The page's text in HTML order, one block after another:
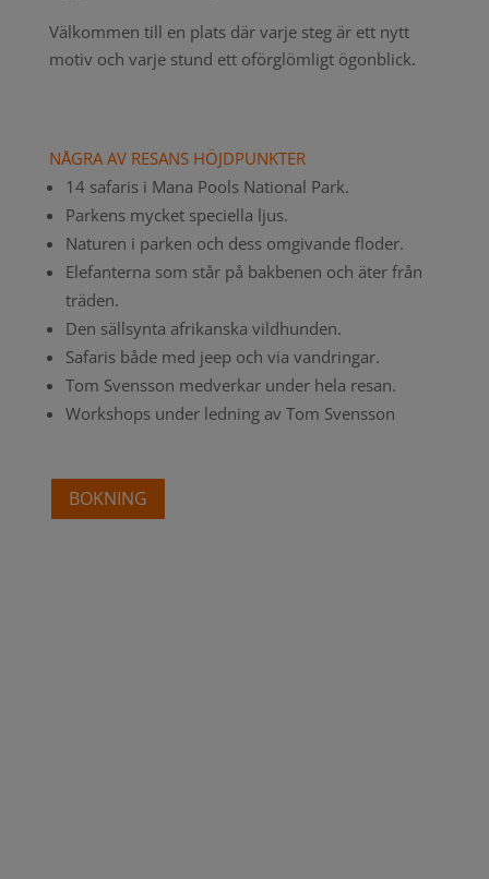
Välkommen till en plats där varje steg är ett nytt
motiv och varje stund ett oförglömligt ögonblick.
NÅGRA AV RESANS HÖJDPUNKTER
14 safaris i Mana Pools National Park.
Parkens mycket speciella ljus.
Naturen i parken och dess omgivande floder.
Elefanterna som står på bakbenen och äter från
träden.
Den sällsynta afrikanska vildhunden.
Safaris både med jeep och via vandringar.
Tom Svensson medverkar under hela resan.
Workshops under ledning av Tom Svensson
BOKNING